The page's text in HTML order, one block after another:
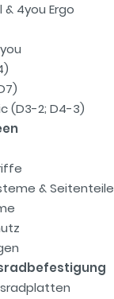
& 4you Ergo
(D3-2; D4-3)
& Seitenteile